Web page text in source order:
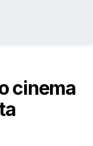
cinema